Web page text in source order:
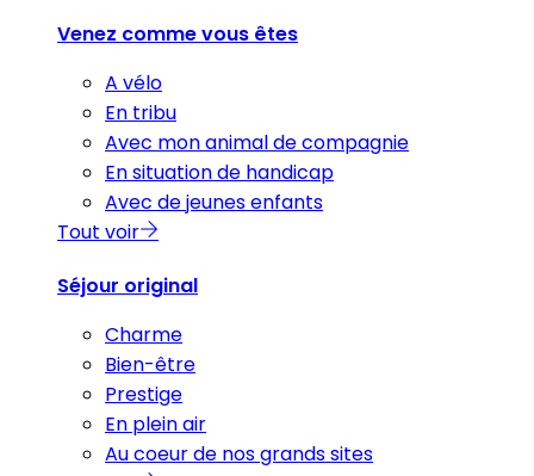
Venez comme vous êtes
A vélo
En tribu
Avec mon animal de compagnie
En situation de handicap
Avec de jeunes enfants
Tout voir
Séjour original
Charme
Bien-être
Prestige
En plein air
Au coeur de nos grands sites